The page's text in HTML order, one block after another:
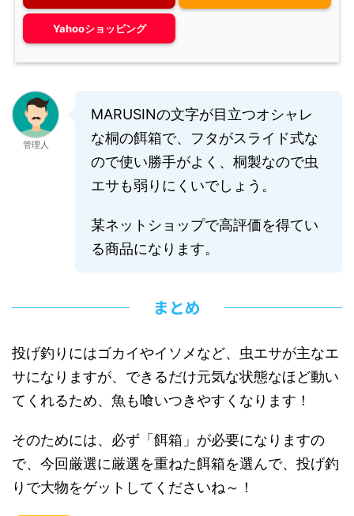
Yahooショッピング
管理人
MARUSINの文字が目立つオシャレ
な桐の餌箱で、フタがスライド式な
ので使い勝手がよく、桐製なので虫
エサも弱りにくいでしょう。
某ネットショップで高評価を得てい
る商品になります。
まとめ
投げ釣りにはゴカイやイソメなど、虫エサが主なエ
サになりますが、できるだけ元気な状態なほど動い
てくれるため、魚も喰いつきやすくなります！
そのためには、必ず「餌箱」が必要になりますの
で、今回厳選に厳選を重ねた餌箱を選んで、投げ釣
りで大物をゲットしてくださいね～！